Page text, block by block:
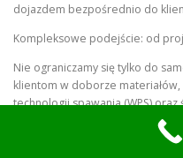
dojazdem bezpośrednio do
Kompleksowe podejście: od
Nie ograniczamy się tylko do
klientom w doborze
technologii spawania (WPS)
Urzędu Dozoru Technicznego,